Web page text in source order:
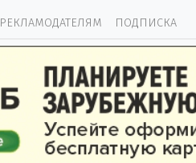
РЕКЛАМОДАТЕЛЯМ ПОДПИСКА